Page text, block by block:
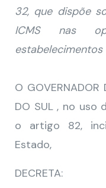
32, que dispõe
ICMS nas
O GOVERNADOR
DO SUL , no uso
o artigo 82,
Estado,
DECRETA: